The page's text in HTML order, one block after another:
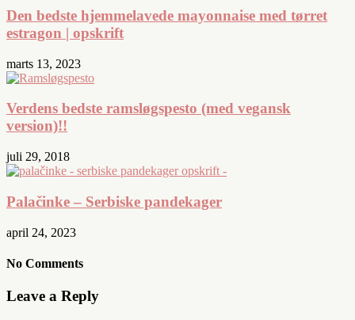
Den bedste hjemmelavede mayonnaise med tørret
estragon | opskrift
marts 13, 2023
Verdens bedste ramsløgspesto (med vegansk
version)!!
juli 29, 2018
Palačinke – Serbiske pandekager
april 24, 2023
No Comments
Leave a Reply